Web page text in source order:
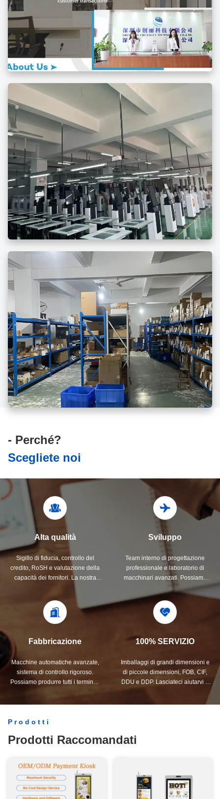
- Perché?
Scegliete noi
Alta qualità
Sigillo di fiducia, controllo del
credito, RoSH e valutazione della
capacità dei fornitori. La nostra
laboratorio di prova professionale.
Sviluppo
Team interno di progettazione
professionale e laboratorio di
macchinari avanzati. Possiamo
collaborare per sviluppare i
prodotti di cui avete bisogno.
Fabbricazione
Macchine automatiche avanzate,
sistema di controllo rigoroso.
Possiamo produrre tutti i terminali
100% SERVIZIO
Imballaggi di grandi dimensioni e
di piccole dimensioni, FOB, CIF,
DDU e DDP. Lasciateci aiutarvi a
Prodotti
Prodotti Raccomandati